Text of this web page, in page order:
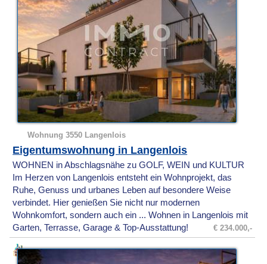
Wohnung 3550 Langenlois
Eigentumswohnung in Langenlois
WOHNEN in Abschlagsnähe zu GOLF, WEIN und KULTUR
Im Herzen von Langenlois entsteht ein Wohnprojekt, das
Ruhe, Genuss und urbanes Leben auf besondere Weise
verbindet. Hier genießen Sie nicht nur modernen
Wohnkomfort, sondern auch ein ... Wohnen in Langenlois mit
Garten, Terrasse, Garage & Top-Ausstattung!
€ 234.000,-